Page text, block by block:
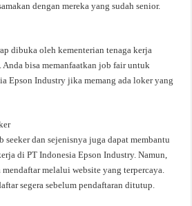
dengan mereka yang sudah senior.
dibuka oleh kementerian tenaga kerja
Anda bisa memanfaatkan job fair untuk
Epson Industry jika memang ada loker yang
seeker dan sejenisnya juga dapat membantu
di PT Indonesia Epson Industry. Namun,
melalui website yang terpercaya.
segera sebelum pendaftaran ditutup.